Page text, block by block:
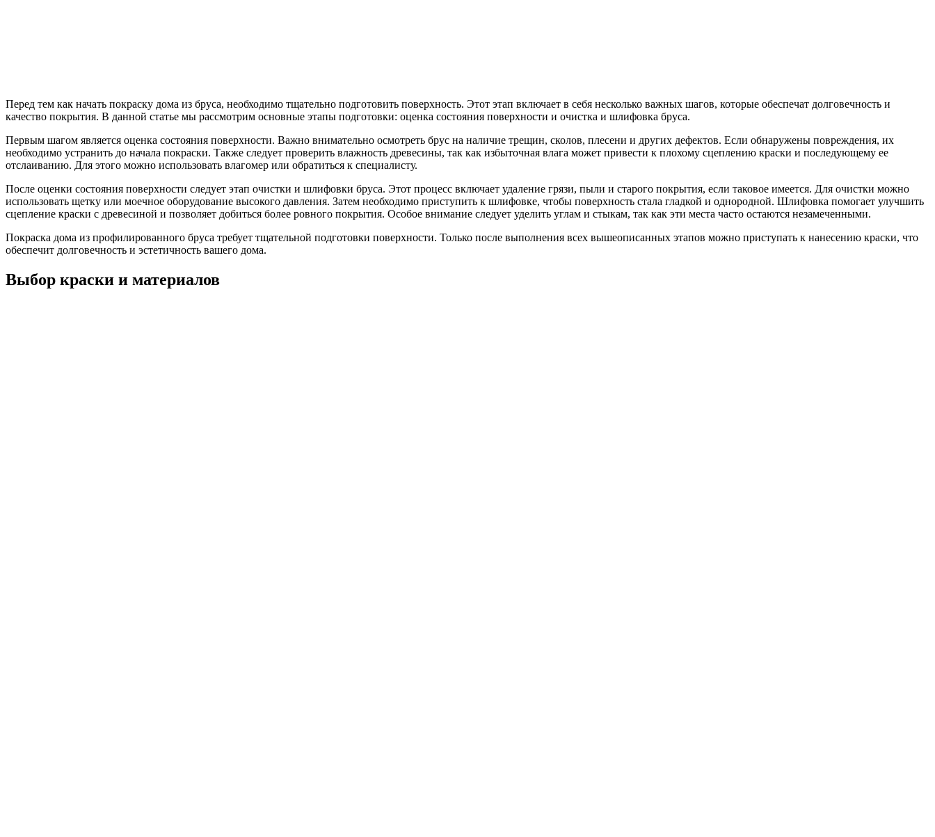
Перед тем как начать покраску дома из бруса, необходимо тщательно подготовить поверхность. Этот этап включает в себя несколько важных шагов, которые обеспечат долговечность и
качество покрытия. В данной статье мы рассмотрим основные этапы подготовки: оценка состояния поверхности и очистка и шлифовка бруса.
Первым шагом является оценка состояния поверхности. Важно внимательно осмотреть брус на наличие трещин, сколов, плесени и других дефектов. Если обнаружены повреждения, их
необходимо устранить до начала покраски. Также следует проверить влажность древесины, так как избыточная влага может привести к плохому сцеплению краски и последующему ее
отслаиванию. Для этого можно использовать влагомер или обратиться к специалисту.
После оценки состояния поверхности следует этап очистки и шлифовки бруса. Этот процесс включает удаление грязи, пыли и старого покрытия, если таковое имеется. Для очистки можно
использовать щетку или моечное оборудование высокого давления. Затем необходимо приступить к шлифовке, чтобы поверхность стала гладкой и однородной. Шлифовка помогает улучшить
сцепление краски с древесиной и позволяет добиться более ровного покрытия. Особое внимание следует уделить углам и стыкам, так как эти места часто остаются незамеченными.
Покраска дома из профилированного бруса требует тщательной подготовки поверхности. Только после выполнения всех вышеописанных этапов можно приступать к нанесению краски, что
обеспечит долговечность и эстетичность вашего дома.
Выбор краски и материалов